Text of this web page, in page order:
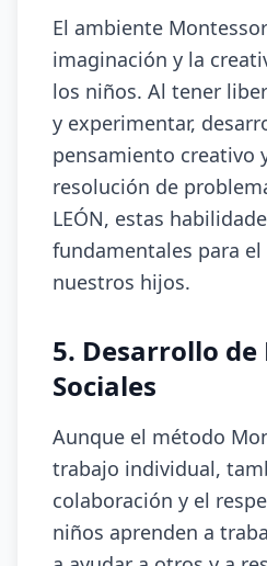
El ambiente
imaginación y la
los niños. Al tener
y experimentar,
pensamiento creativo
resolución de
LEÓN, estas
fundamentales para
nuestros hijos.
5. Desarrollo
Sociales
Aunque el método
trabajo individual,
colaboración y el
niños aprenden a